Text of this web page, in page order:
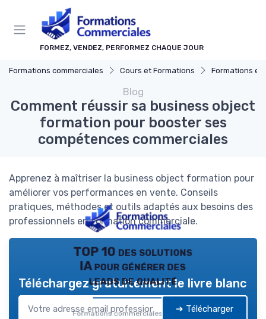
FORMEZ, VENDEZ, PERFORMEZ CHAQUE JOUR
Formations commerciales Cours et Formations Formations en
Blog
Comment réussir sa business object
formation pour booster ses
compétences commerciales
Apprenez à maîtriser la business object formation pour
améliorer vos performances en vente. Conseils
pratiques, méthodes et outils adaptés aux besoins des
professionnels en formation commerciale.
TOP 10 des solutions
IA pour générer des
leads de qualité
Formations commerciales — 2026
Téléchargez gratuitement le livre blanc
➔ Télécharger
Panneau de gestion des cookies